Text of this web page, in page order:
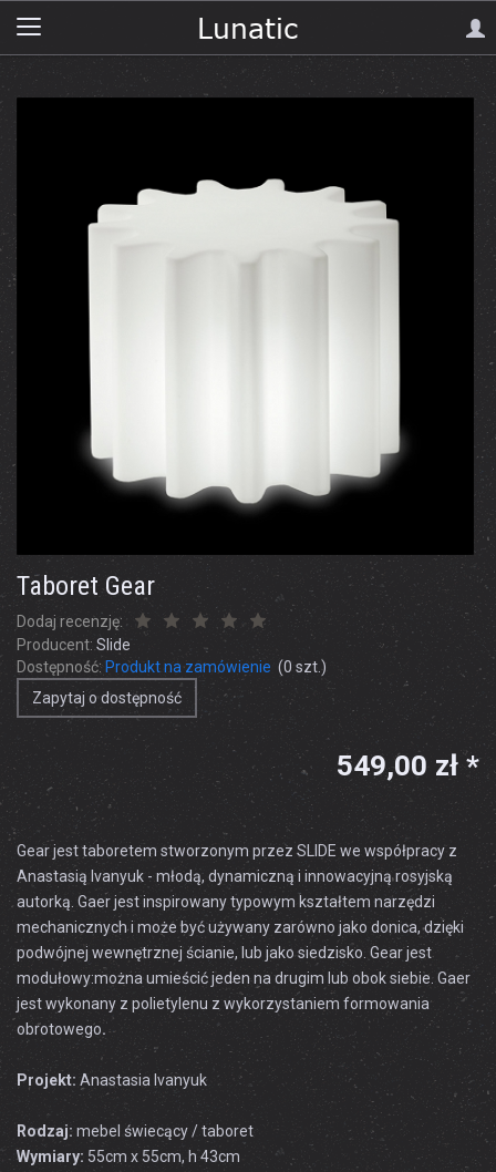
Taboret Gear
Dodaj recenzję:
Producent: Slide
Dostępność: Produkt na zamówienie (0 szt.)
Zapytaj o dostępność
549,00 zł *
Gearjesttaboretem stworzonym przez SLIDE we współpracy z
Anastasią Ivanyuk - młodą, dynamiczną i innowacyjną rosyjską
autorką Gaerjestinspirowanytypowym kształtem narzędzi
mechanicznychi może być używany zarówno jako donica,dzięki
podwójnej wewnętrznej ścianie, lub jako siedzisko Gearjest
modułowy:można umieścić jeden na drugim lub obok siebie . Gaer
jestwykonany z polietylenu z wykorzystaniem formowania
obrotowego.
Projekt: Anastasia Ivanyuk
Rodzaj: mebel świecący / taboret
Wymiary: 55cm x 55cm, h 43cm